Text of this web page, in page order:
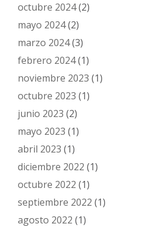
octubre 2024(2)
mayo 2024(2)
marzo 2024(3)
febrero 2024(1)
noviembre 2023 (1)
octubre 2023 (1)
junio 2023 (2)
mayo 2023 (1)
abril 2023 (1)
diciembre 2022 (1)
octubre 2022 (1)
septiembre 2022 (1)
agosto 2022 (1)